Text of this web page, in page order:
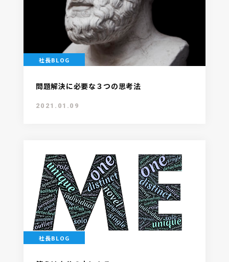
社長BLOG
問題解決に必要な３つの思考法
2021.01.09
社長BLOG